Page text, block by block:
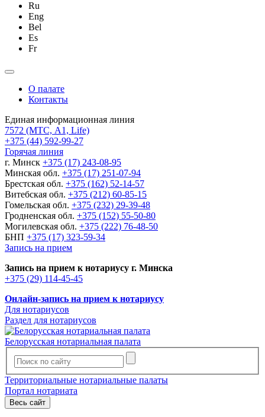
Ru
Eng
Bel
Es
Fr
О палате
Контакты
Единая информационная линия
7572 (МТС, A1, Life)
+375 (44) 592-99-27
Горячая линия
г. Минск +375 (17) 243-08-95
Минская обл. +375 (17) 251-07-94
Брестская обл. +375 (162) 52-14-57
Витебская обл. +375 (212) 60-85-15
Гомельская обл. +375 (232) 29-39-48
Гродненская обл. +375 (152) 55-50-80
Могилевская обл. +375 (222) 76-48-50
БНП +375 (17) 323-59-34
Запись на прием
Запись на прием к нотариусу г. Минска
+375 (29) 114-45-45
Онлайн-запись на прием к нотариусу
Для нотариусов
Раздел для нотариусов
Белорусская нотариальная палата
Территориальные нотариальные палаты
Портал нотариата
Весь сайт